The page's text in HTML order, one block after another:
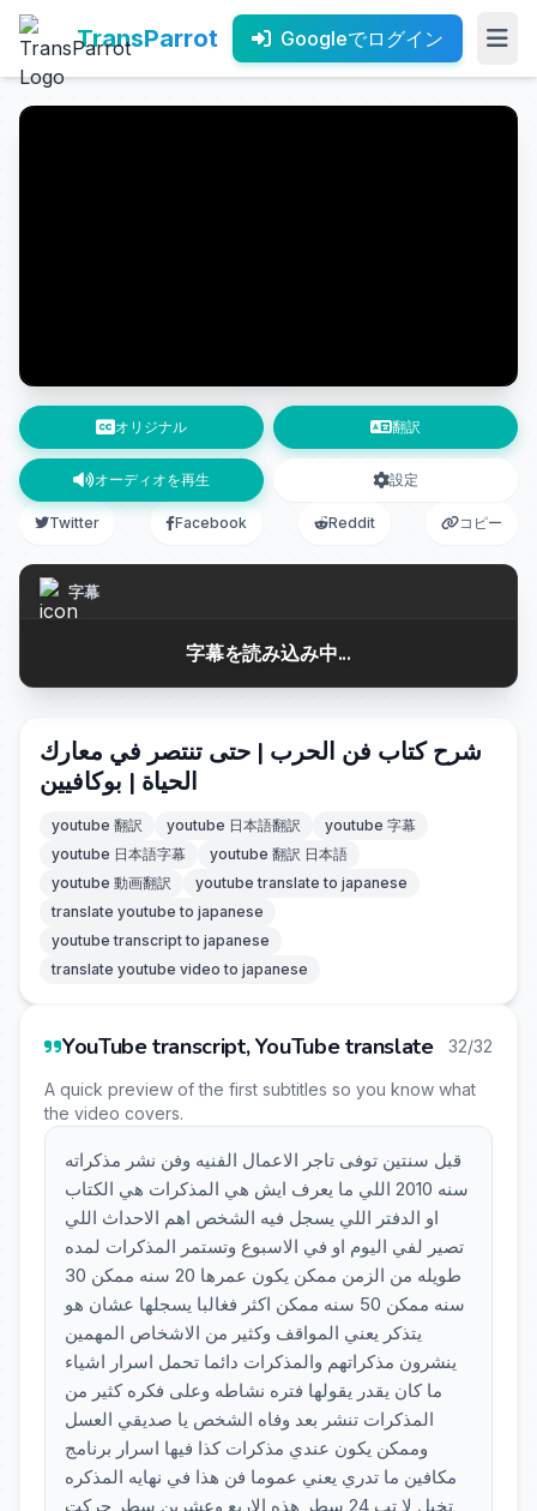
TransParrot Googleでログイン
オリジナル 翻訳
オーディオを再生 設定
Twitter Facebook Reddit コピー
字幕
字幕を読み込み中...
شرح كتاب فن الحرب | حتى تنتصر في معارك
الحياة | بوكافيين
youtube 翻訳 youtube 日本語翻訳
youtube 字幕
youtube 日本語字幕
youtube 翻訳 日本語
youtube 動画翻訳
youtube translate to japanese
translate youtube to japanese
youtube transcript to japanese
translate youtube video to japanese
YouTube transcript, YouTube translate 32/32
A quick preview of the first subtitles so you know what
the video covers.
قبل سنتين توفى تاجر الاعمال الفنيه وفن نشر مذكراته
سنه 2010 اللي ما يعرف ايش هي المذكرات هي الكتاب
او الدفتر اللي يسجل فيه الشخص اهم الاحداث اللي
تصير لفي اليوم او في الاسبوع وتستمر المذكرات لمده
طويله من الزمن ممكن يكون عمرها 20 سنه ممكن 30
سنه ممكن 50 سنه ممكن اكثر فغالبا يسجلها عشان هو
يتذكر يعني المواقف وكثير من الاشخاص المهمين
ينشرون مذكراتهم والمذكرات دائما تحمل اسرار اشياء
ما كان يقدر يقولها فتره نشاطه وعلى فكره كثير من
المذكرات تنشر بعد وفاه الشخص يا صديقي العسل
وممكن يكون عندي مذكرات كذا فيها اسرار برنامج
مكافين ما تدري يعني عموما فن هذا في نهايه المذكره
تخيل لا تب 24 سطر هذه الاربع وعشرين سطر حركت